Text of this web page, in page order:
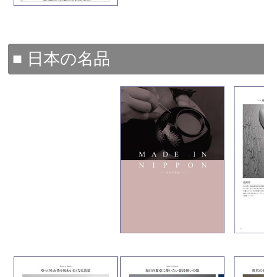
■ 日本の名品